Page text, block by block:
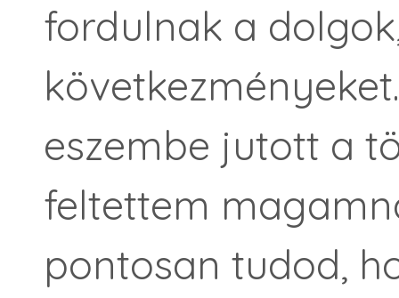
fordulnak a
eszembe jutott a
feltettem
pontosan tudod,